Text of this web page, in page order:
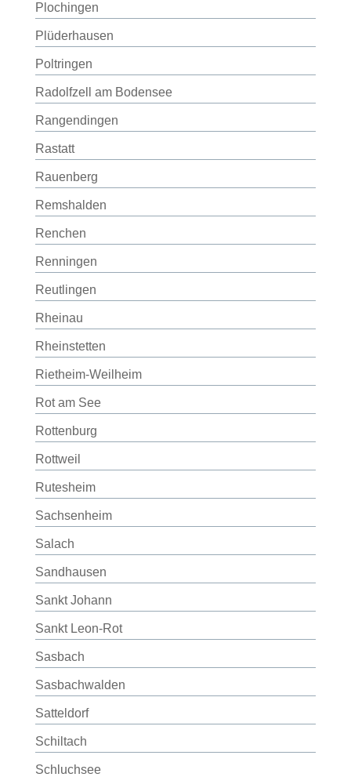
Plochingen
Plüderhausen
Poltringen
Radolfzell am Bodensee
Rangendingen
Rastatt
Rauenberg
Remshalden
Renchen
Renningen
Reutlingen
Rheinau
Rheinstetten
Rietheim-Weilheim
Rot am See
Rottenburg
Rottweil
Rutesheim
Sachsenheim
Salach
Sandhausen
Sankt Johann
Sankt Leon-Rot
Sasbach
Sasbachwalden
Satteldorf
Schiltach
Schluchsee